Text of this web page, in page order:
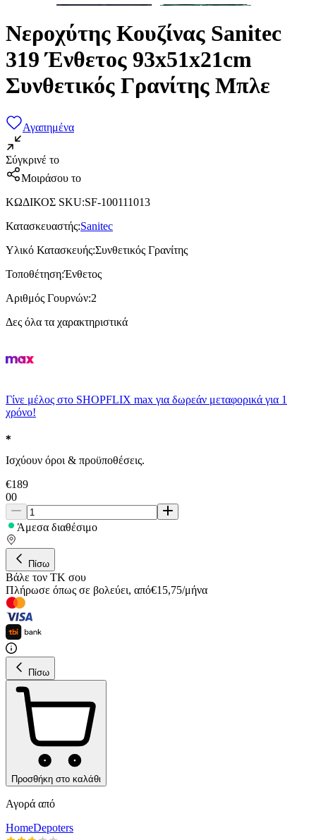
Νεροχύτης Κουζίνας Sanitec
319 Ένθετος 93x51x21cm
Συνθετικός Γρανίτης Μπλε
Αγαπημένα
Σύγκρινέ το
Μοιράσου το
ΚΩΔΙΚΟΣ SKU:SF-100111013
Κατασκευαστής:Sanitec
Υλικό Κατασκευής:Συνθετικός Γρανίτης
Τοποθέτηση:Ένθετος
Αριθμός Γουρνών:2
Δες όλα τα χαρακτηριστικά
Γίνε μέλος στο SHOPFLIX max για δωρεάν μεταφορικά για 1
χρόνο!
Ισχύουν όροι & προϋποθέσεις.
€189
00
Άμεσα διαθέσιμο
Πίσω
Βάλε τον ΤΚ σου
Πλήρωσε όπως σε βολεύει, από€15,75/μήνα
Πίσω
Προσθήκη στο καλάθι
Αγορά από
HomeDepoters